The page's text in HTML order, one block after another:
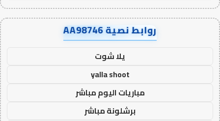
روابط نصية AA98746
يلا شوت
yalla shoot
مباريات اليوم مباشر
برشلونة مباشر